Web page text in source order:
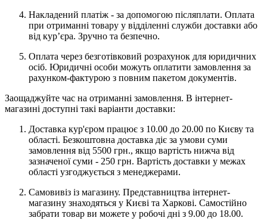
Накладений платіж - за допомогою післяплати. Оплата
при отриманні товару у відділенні служби доставки або
від кур’єра. Зручно та безпечно.
Оплата через безготівковий розрахунок для юридичних
осіб. Юридичні особи можуть оплатити замовлення за
рахунком-фактурою з повним пакетом документів.
Заощаджуйте час на отриманні замовлення. В інтернет-
магазині доступні такі варіанти доставки:
Доставка кур'єром працює з 10.00 до 20.00 по Києву та
області. Безкоштовна доставка діє за умови суми
замовлення від 5500 грн., якщо вартість нижча від
зазначеної суми - 250 грн. Вартість доставки у межах
області узгоджується з менеджерами.
Самовивіз із магазину. Представництва інтернет-
магазину знаходяться у Києві та Харкові. Самостійно
забрати товар ви можете у робочі дні з 9.00 до 18.00.